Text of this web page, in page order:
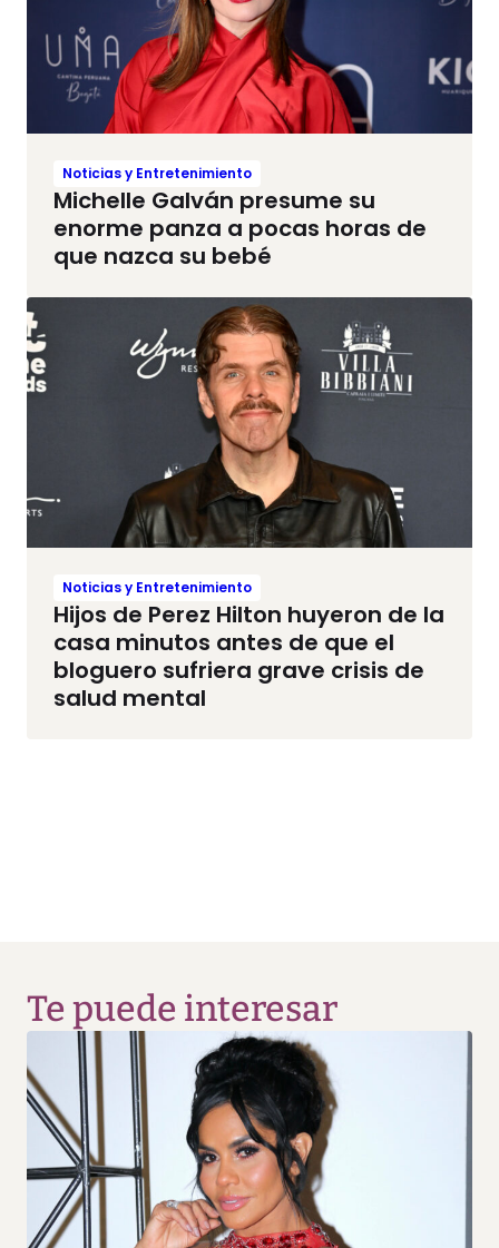
Noticias y Entretenimiento
Michelle Galván presume su
enorme panza a pocas horas de
que nazca su bebé
Noticias y Entretenimiento
Hijos de Perez Hilton huyeron de la
casa minutos antes de que el
bloguero sufriera grave crisis de
salud mental
Te puede interesar